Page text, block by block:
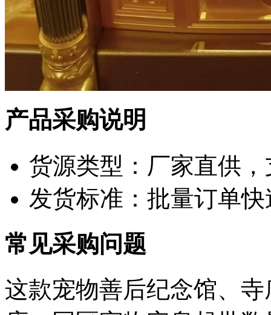
产品采购说明
货源类型：厂家直供
发货标准：批量订单
常见采购问题
这款宠物善后纪念馆、